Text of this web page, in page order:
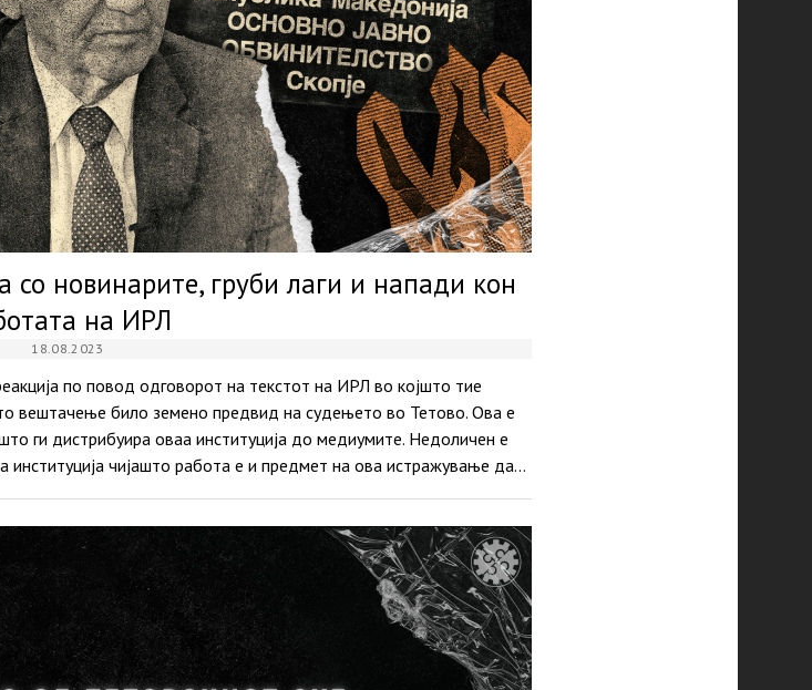
со новинарите, груби лаги и напади кон
на ИРЛ
18.08.2023
по повод одговорот на текстот на ИРЛ во којшто тие
вештачење било земено предвид на судењето во Тетово. Ова е
ги дистрибуира оваа институција до медиумите. Недоличен е
чијашто работа е и предмет на ова истражување да…